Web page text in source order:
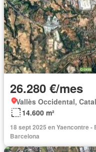
26.280 €/mes
Vallès Occidental,
14.600 m²
18 sept 2025 en Yaencontre - Engel & Völkers
Barcelona